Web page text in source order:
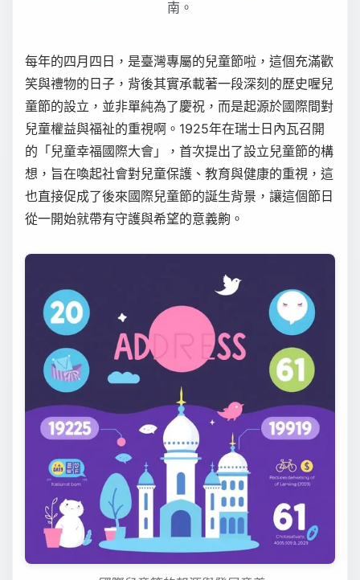
南。
每年的四月四日，是臺灣專屬的兒童節啦，這個充滿歡
笑與禮物的日子，背後其實承載著一段深刻的歷史喔兒
童節的設立，並非單純為了慶祝，而是起源於國際間對
兒童權益與福祉的重視啊。1925年在瑞士日內瓦召開
的「兒童幸福國際大會」，首次提出了設立兒童節的構
想，旨在喚起社會對兒童保護、教育與健康的重視，這
也直接促成了後來國際兒童節的誕生背景，讓這個節日
從一開始就帶有守護與希望的意義齁。